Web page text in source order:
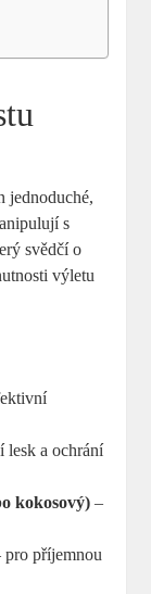
jednoduché,
s
svědčí o
výletu
lesk a ochrání
kokosový) –
příjemnou